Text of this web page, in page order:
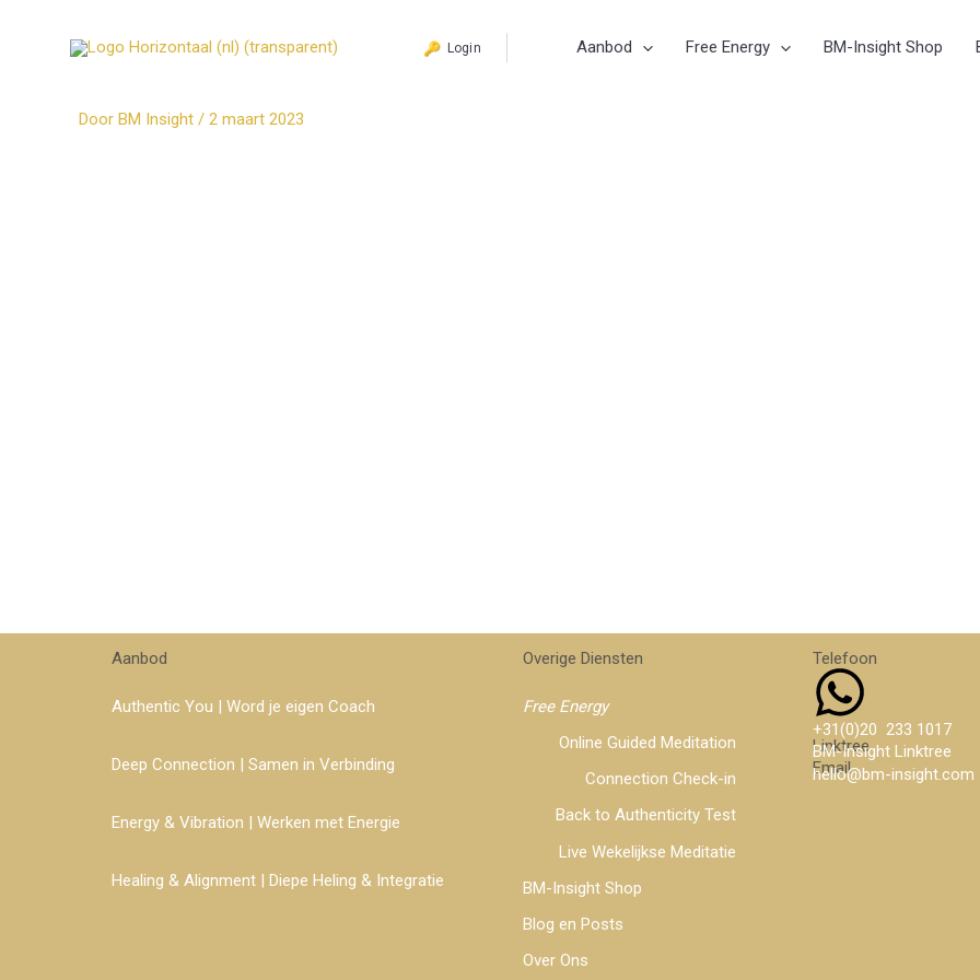
Login Aanbod Free Energy BM-Insight Shop
Door BM Insight / 2 maart 2023
Aanbod
Authentic You | Word je eigen Coach
Deep Connection | Samen in Verbinding
Energy & Vibration | Werken met Energie
Healing & Alignment | Diepe Heling & Integratie
Overige Diensten
Free Energy
Online Guided Meditation
Connection Check-in
Back to Authenticity Test
Live Wekelijkse Meditatie
BM-Insight Shop
Blog en Posts
Over Ons
Telefoon
+31(0)20 233 1017
Linktree
BM-Insight Linktree
Email
hello@bm-insight.com